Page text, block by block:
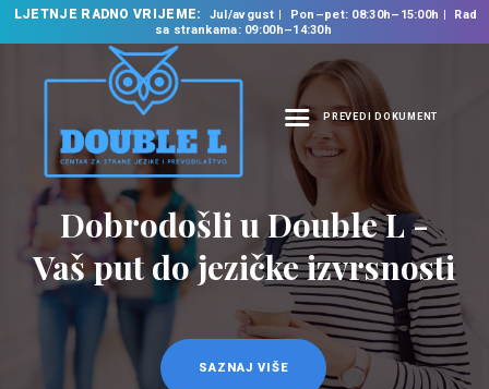
LJETNJE RADNO VRIJEME: Jul/avgust Pon–pet: 08:30h–15:00h
Rad
sa strankama: 09:00h–14:30h
PREVEDI DOKUMENT
NASLOVNA
O NAMA
NAŠE USLUGE
ŠKOLA STRANIH
JEZIKA
PREVODILAČKI BIRO
KURSEVI
Prevodilačke usluge
na 35 jezika
SAZNAJ VIŠE